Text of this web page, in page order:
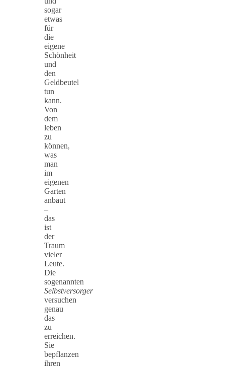
sogar
etwas
für
die
eigene
Schönheit
und
den
Geldbeutel
tun
kann.
Von
dem
leben
zu
können,
was
man
im
eigenen
Garten
anbaut
–
das
ist
der
Traum
vieler
Leute.
Die
sogenannten
Selbstversorger
versuchen
genau
das
zu
erreichen.
Sie
bepflanzen
ihren